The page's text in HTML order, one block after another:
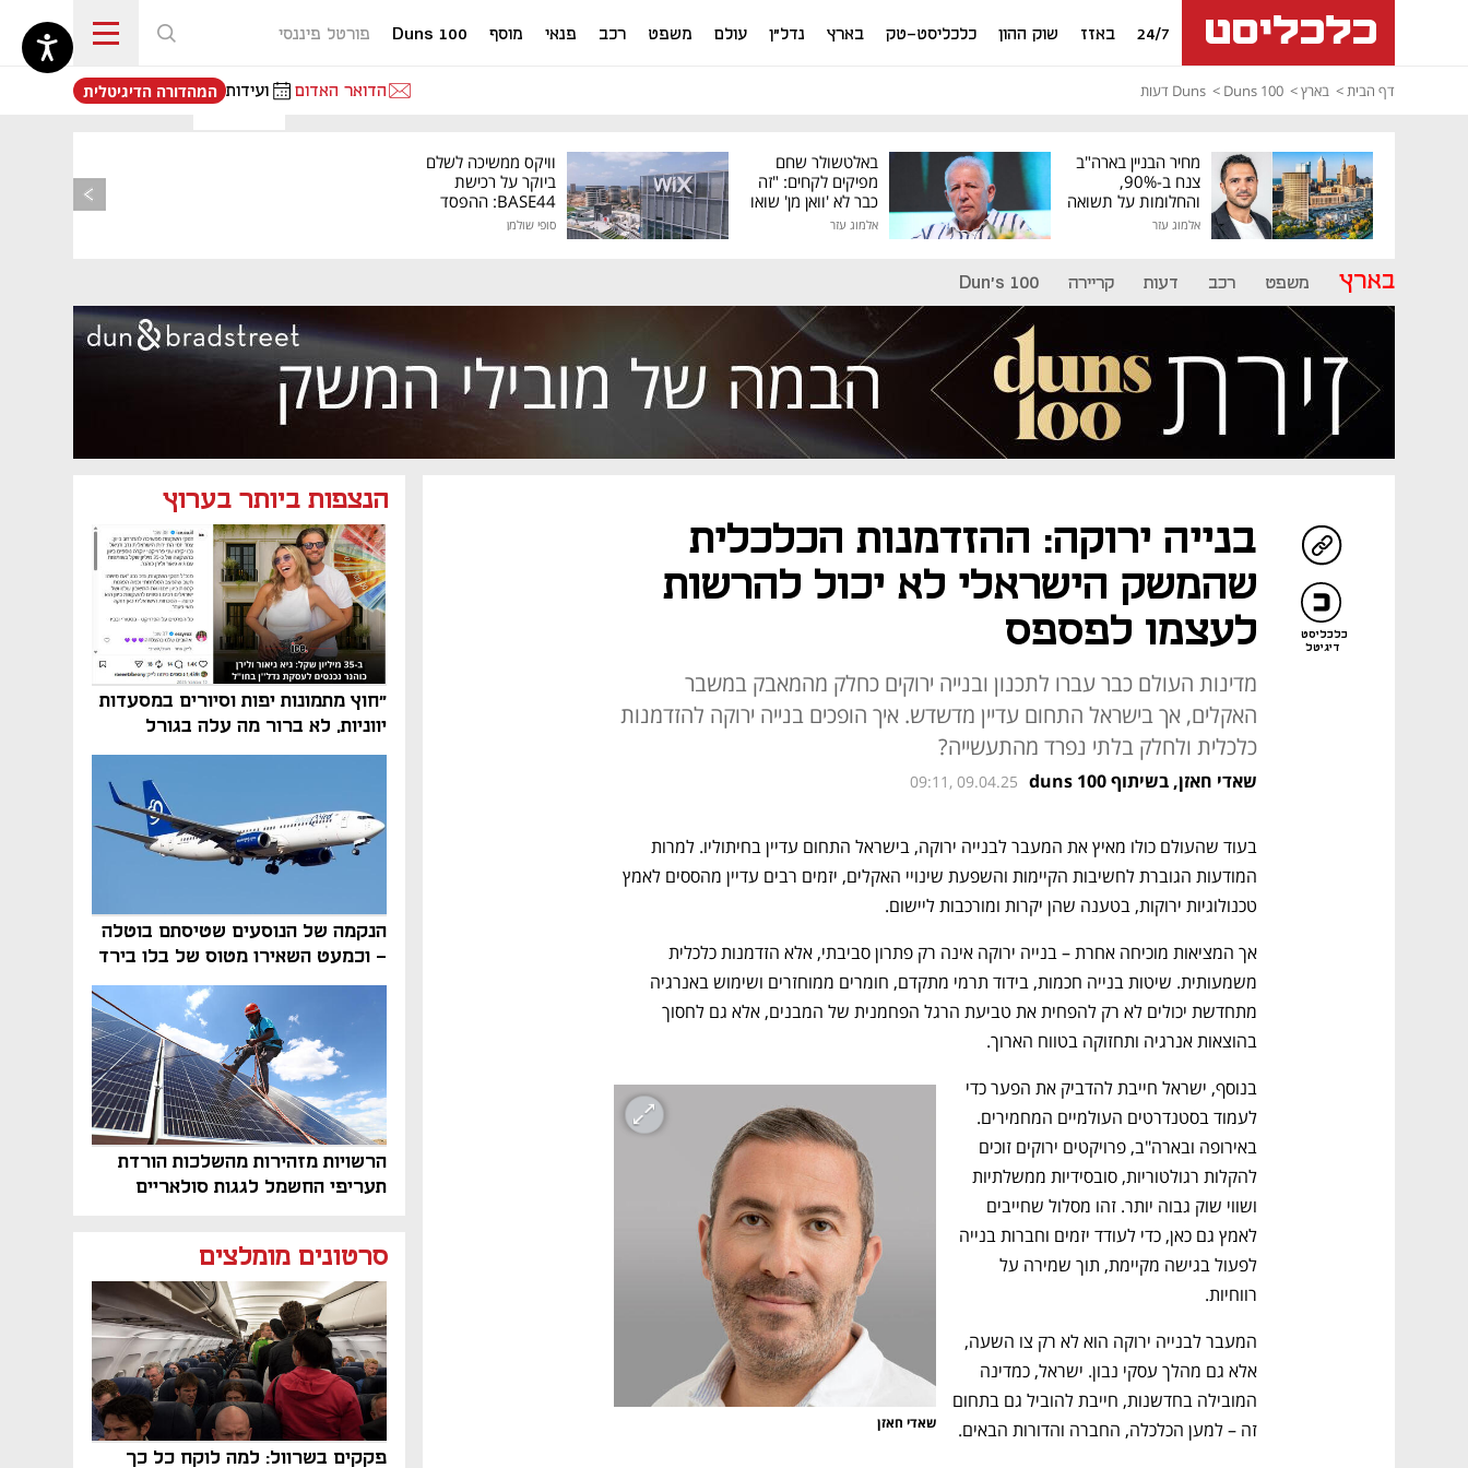
24/7 באזז שוק ההון כלכליסט-טק בארץ נדל"ן עולם משפט רכב פנאי מוסף Duns 100 פורטל פיננסי
דף הבית בארץ Duns 100 Duns דעות הדואר האדום ועידות
נפתח בכרטיסייה חדשה
המהדורה הדיגיטלית
מחיר הבניין בארה"ב
צנח ב-90%,
והחלומות על תשואה
גבוהה התנפצו
אלמוג עזר
באלטשולר שחם
מפיקים לקחים: "זה
כבר לא 'וואן מן' שואו
של גילעד"
אלמוג עזר
וויקס ממשיכה לשלם
ביוקר על רכישת
BASE44: ההפסד
סופי שולמן
בארץ משפט רכב דעות קריירה Dun's 100
הנצפות ביותר בערוץ
"חוץ מתמונות יפות וסיורים במסעדות
יווניות, לא ברור מה עלה בגורל
פרויקט הנדל"ן"
הנקמה של הנוסעים שטיסתם בוטלה
- וכמעט השאירו מטוס של בלו בירד
על הקרקע
הרשויות מזהירות מהשלכות הורדת
תעריפי החשמל לגגות סולאריים
סרטונים מומלצים
פקקים בשרוול: למה לוקח כל כך
כלכליסט
דיגיטל
בנייה ירוקה: ההזדמנות הכלכלית
שהמשק הישראלי לא יכול להרשות
לעצמו לפספס
מדינות העולם כבר עברו לתכנון ובנייה ירוקים כחלק מהמאבק במשבר
האקלים, אך בישראל התחום עדיין מדשדש. איך הופכים בנייה ירוקה להזדמנות
כלכלית ולחלק בלתי נפרד מהתעשייה?
שאדי חאזן, בשיתוף duns 100 09:11, 09.04.25
טכנולוגיות ירוקות, בטענה שהן יקרות ומורכבות ליישום.
בהוצאות אנרגיה ותחזוקה בטווח הארוך.
שאדי חאזן
רווחיות.
זה – למען הכלכלה, החברה והדורות הבאים.